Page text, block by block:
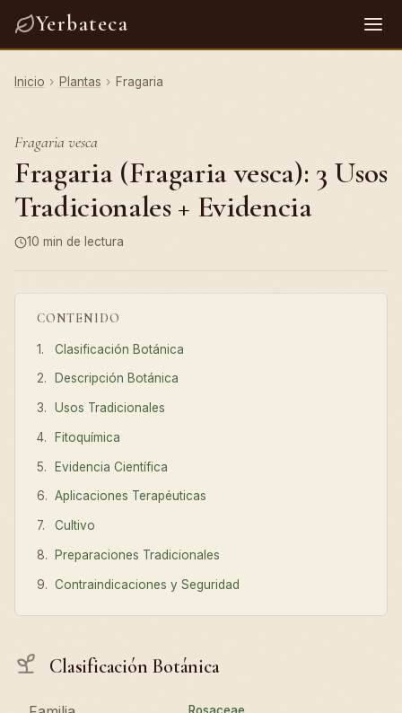
Yerbateca
Inicio › Plantas › Fragaria
Fragaria vesca
Fragaria (Fragaria vesca): 3 Usos
Tradicionales + Evidencia
10 min de lectura
CONTENIDO
Clasificación Botánica
Descripción Botánica
Usos Tradicionales
Fitoquímica
Evidencia Científica
Aplicaciones Terapéuticas
Cultivo
Preparaciones Tradicionales
Contraindicaciones y Seguridad
Clasificación Botánica